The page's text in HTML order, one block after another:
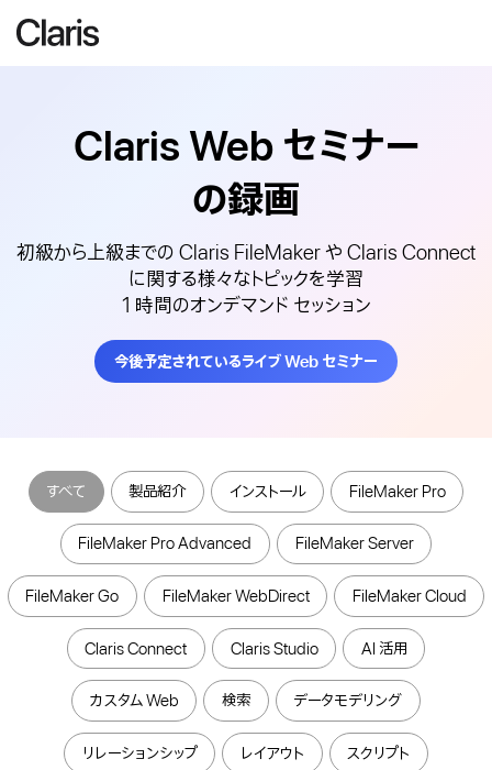
Claris Web セミナー
の録画
初級から上級までの Claris FileMaker や Claris Connect
に関する様々なトピックを学習
1 時間のオンデマンド セッション
今後予定されているライブ Web セミナー
すべて 製品紹介 インストール FileMaker Pro
FileMaker Pro Advanced FileMaker Server
FileMaker Go FileMaker WebDirect FileMaker Cloud
Claris Connect Claris Studio AI 活用
カスタム Web 検索 データモデリング
リレーションシップ レイアウト スクリプト